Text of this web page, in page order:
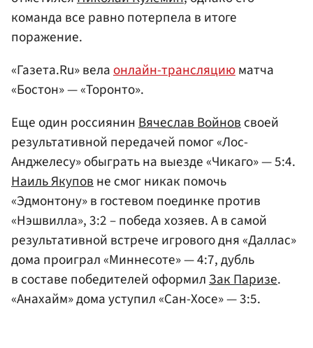
команда все равно потерпела в итоге
поражение.
«Газета.Ru» велаонлайн-трансляциюматча
«Бостон» — «Торонто».
Еще один россиянинВячеслав Войновсвоей
результативной передачей помог «Лос-
Анджелесу» обыграть на выезде «Чикаго» — 5:4.
Наиль Якуповне смог никак помочь
«Эдмонтону» в гостевом поединке против
«Нэшвилла», 3:2 – победа хозяев. А в самой
результативной встрече игрового дня «Даллас»
дома проиграл «Миннесоте» — 4:7, дубль
в составе победителей оформилЗак Паризе.
«Анахайм» дома уступил «Сан-Хосе» — 3:5.